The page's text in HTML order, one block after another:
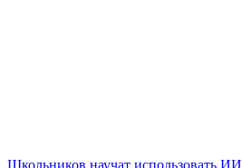
Школьников научат использовать ИИ